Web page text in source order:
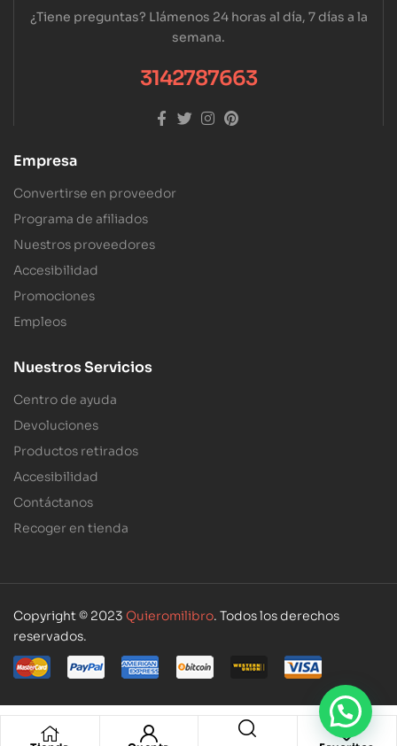
¿Tiene preguntas? Llámenos 24 horas al día, 7 días a la
semana.
3142787663
Empresa
Convertirse en proveedor
Programa de afiliados
Nuestros proveedores
Accesibilidad
Promociones
Empleos
Nuestros Servicios
Centro de ayuda
Devoluciones
Productos retirados
Accesibilidad
Contáctanos
Recoger en tienda
Copyright © 2023 Quieromilibro. Todos los derechos
reservados.